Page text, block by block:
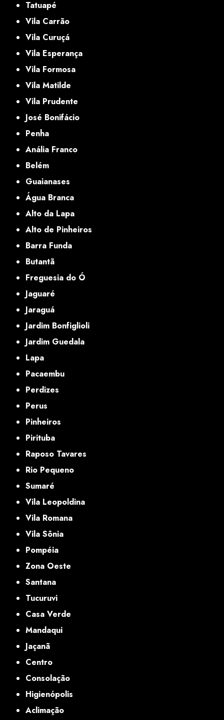
Tatuapé
Vila Carrão
Vila Curuçá
Vila Esperança
Vila Formosa
Vila Matilde
Vila Prudente
José Bonifácio
Penha
Anália Franco
Belém
Guaianases
Água Branca
Alto da Lapa
Alto de Pinheiros
Barra Funda
Butantã
Freguesia do Ó
Jaguaré
Jaraguá
Jardim Bonfiglioli
Jardim Guedala
Lapa
Pacaembu
Perdizes
Perus
Pinheiros
Pirituba
Raposo Tavares
Rio Pequeno
Sumaré
Vila Leopoldina
Vila Romana
Vila Sônia
Pompéia
Zona Oeste
Santana
Tucuruvi
Casa Verde
Mandaqui
Jaçanã
Centro
Consolação
Higienópolis
Aclimação